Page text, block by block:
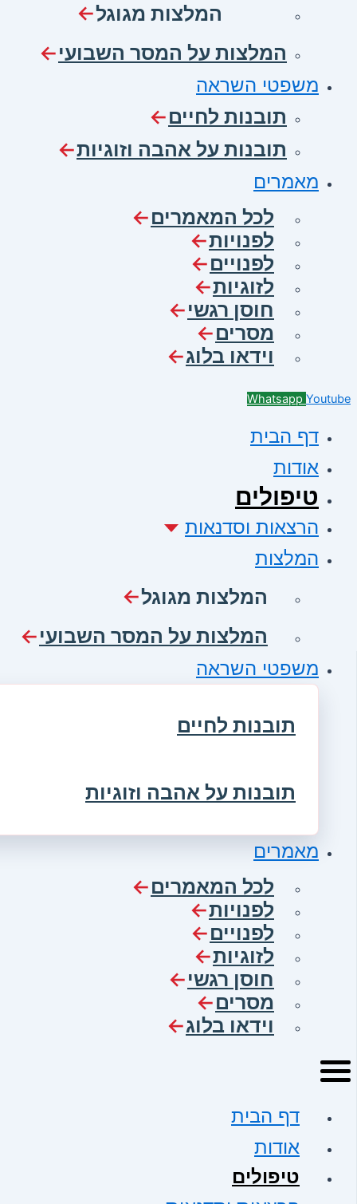
המלצות מגוגל
המלצות על המסר השבועי
משפטי השראה
תובנות לחיים
תובנות על אהבה וזוגיות
מאמרים
לכל המאמרים
לפנויות
לפנויים
לזוגיות
חוסן רגשי
מסרים
וידאו בלוג
Whatsapp Youtube
דף הבית
אודות
טיפולים
הרצאות וסדנאות
המלצות
המלצות מגוגל
המלצות על המסר השבועי
משפטי השראה
תובנות לחיים
תובנות על אהבה וזוגיות
מאמרים
לכל המאמרים
לפנויות
לפנויים
לזוגיות
חוסן רגשי
מסרים
וידאו בלוג
דף הבית
אודות
טיפולים